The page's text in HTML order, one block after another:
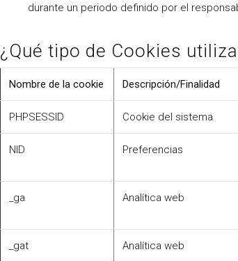
durante un periodo definido por el
¿Qué tipo de Cookies
Nombre de la cookie Descripción/Finalidad
PHPSESSID Cookie del sistema
NID Preferencias
_ga Analítica web
_gat Analítica web